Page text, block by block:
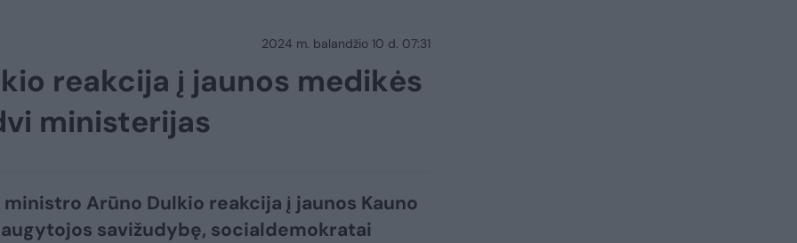
2024 m. balandžio 10 d. 07:31
reakcija į jaunos medikės
ministerijas
Arūno Dulkio reakcija į jaunos Kauno
savižudybę, socialdemokratai